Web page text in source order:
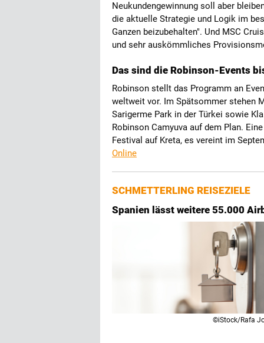
Neukundengewinnung soll aber
die aktuelle Strategie und Logik im
Ganzen beizubehalten". Und MSC
und sehr auskömmliches
Das sind die Robinson-Events
Robinson stellt das Programm an
weltweit vor. Im Spätsommer stehen
Sarigerme Park in der Türkei sowie
Robinson Camyuva auf dem Plan.
Festival auf Kreta, es vereint im
Online
SCHMETTERLING REISEZIELE
Spanien lässt weitere 55.000
©iStock/Rafa